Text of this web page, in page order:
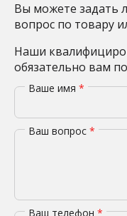
Вы можете задать
вопрос по товару
Наши
обязательно вам
Ваше имя *
Ваш вопрос *
Ваш телефон *